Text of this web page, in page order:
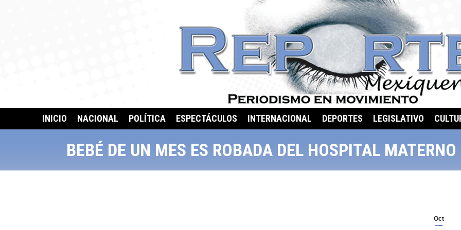
INICIO NACIONAL POLÍTICA ESPECTÁCULOS INTERNACIONAL DEPORTES LEGISLATIVO
BEBÉ DE UN MES ES ROBADA DEL HOSPITAL
Oct